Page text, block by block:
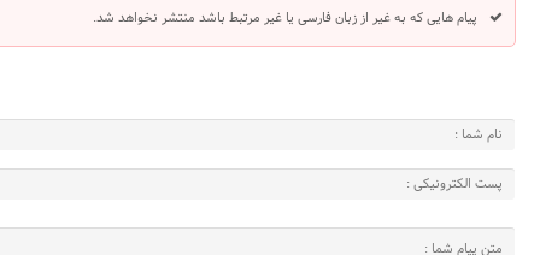
پیام هایی که به غیر از زبان فارسی یا غیر مرتبط باشد منتشر نخواهد شد.